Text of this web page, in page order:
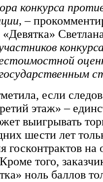
конкурса
–
«Девятка»
если
этаж» –
выигрывать
шести лет
госконтрактов на
того,
ноль баллов